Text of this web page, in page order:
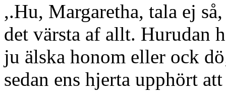
,.Hu, Margaretha, tala ej
det värsta af allt. Hurudan
ju älska honom eller ock
sedan ens hjerta upphört